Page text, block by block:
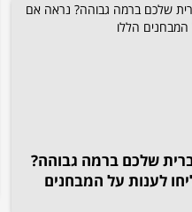
שלכם ברמה גבוהה?
לענות על המבחנים